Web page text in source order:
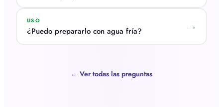
USO
¿Puedo prepararlo con agua fría? →
← Ver todas las preguntas